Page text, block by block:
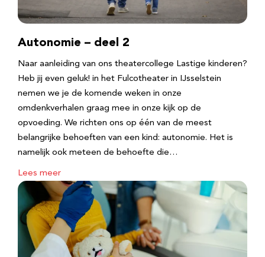
Autonomie – deel 2
Naar aanleiding van ons theatercollege Lastige kinderen?
Heb jij even geluk! in het Fulcotheater in IJsselstein
nemen we je de komende weken in onze
omdenkverhalen graag mee in onze kijk op de
opvoeding. We richten ons op één van de meest
belangrijke behoeften van een kind: autonomie. Het is
namelijk ook meteen de behoefte die…
Lees meer